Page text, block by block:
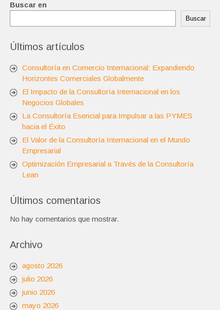
Buscar en
Buscar
Últimos artículos
Consultoría en Comercio Internacional: Expandiendo
Horizontes Comerciales Globalmente
El Impacto de la Consultoría Internacional en los
Negocios Globales
La Consultoría Esencial para Impulsar a las PYMES
hacia el Éxito
El Valor de la Consultoría Internacional en el Mundo
Empresarial
Optimización Empresarial a Través de la Consultoría
Lean
Últimos comentarios
No hay comentarios que mostrar.
Archivo
agosto 2026
julio 2026
junio 2026
mayo 2026